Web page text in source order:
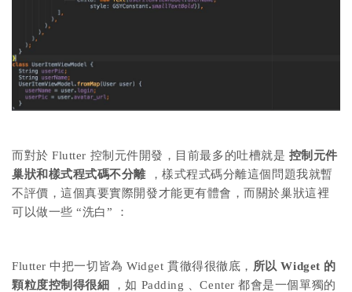
而對於 Flutter 控制元件開發，目前最多的吐槽就是 控制元件
巢狀和樣式程式碼不分離，樣式程式碼分離這個問題我就暫
不評價，這個真要實際開發才能更有體會，而關於巢狀這裡
可以做一些 “洗白” ：
Flutter 中把一切皆為 Widget 貫徹得很徹底， 所以 Widget 的
顆粒度控制得很細
，如 Padding 、Center 都會是一個單獨的